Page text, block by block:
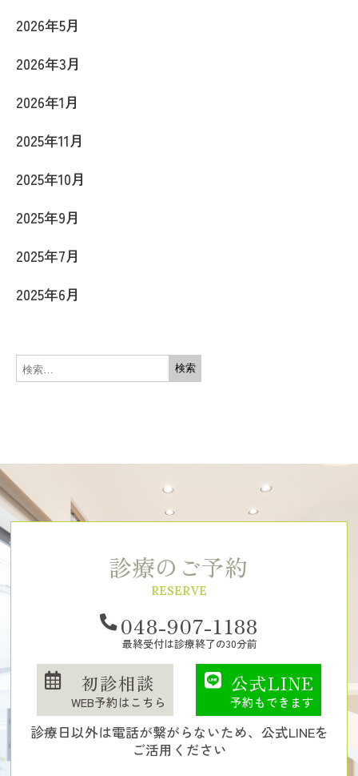
2026年5月
2026年3月
2026年1月
2025年11月
2025年10月
2025年9月
2025年7月
2025年6月
診療のご予約
RESERVE
048-907-1188
最終受付は診療終了の30分前
初診相談
WEB予約はこちら
公式LINE
予約もできます
診療日以外は電話が繋がらないため、公式LINEを
ご活用ください